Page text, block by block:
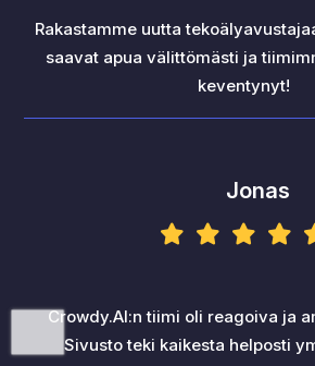
Rakastamme uutta
saavat apua välittömästi ja
keventynyt!
Jonas
Crowdy.AI:n tiimi oli reagoiva ja
Sivusto teki kaikesta helposti